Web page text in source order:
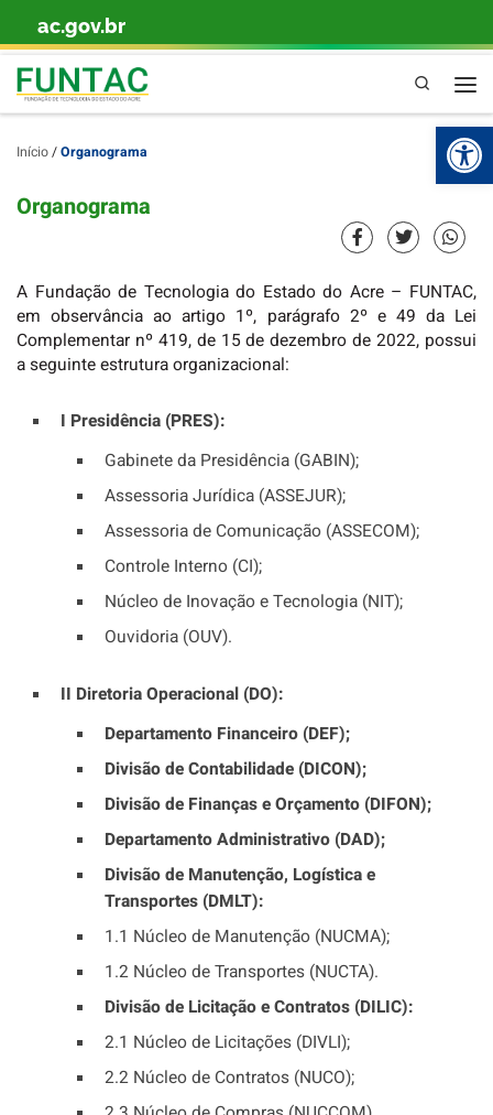
Skip to content
ac.gov.br
Pesquisa
Início/Organograma
Organograma
A Fundação de Tecnologia do Estado do Acre – FUNTAC,
em observância ao artigo 1º, parágrafo 2º e 49 da Lei
Complementar nº 419, de 15 de dezembro de 2022, possui
a seguinte estrutura organizacional:
I Presidência (PRES):
Gabinete da Presidência (GABIN);
Assessoria Jurídica (ASSEJUR);
Assessoria de Comunicação (ASSECOM);
Controle Interno (CI);
Núcleo de Inovação e Tecnologia (NIT);
Ouvidoria (OUV).
II Diretoria Operacional (DO):
Departamento Financeiro (DEF);
Divisão de Contabilidade (DICON);
Divisão de Finanças e Orçamento (DIFON);
Departamento Administrativo (DAD);
Divisão de Manutenção, Logística e
Transportes (DMLT):
1.1 Núcleo de Manutenção (NUCMA);
1.2 Núcleo de Transportes (NUCTA).
Divisão de Licitação e Contratos (DILIC):
2.1 Núcleo de Licitações (DIVLI);
2.2 Núcleo de Contratos (NUCO);